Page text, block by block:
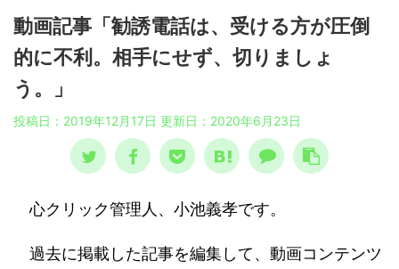
動画記事「勧誘電話は、受ける方が圧倒
的に不利。相手にせず、切りましょ
う。」
投稿日：2019年12月17日 更新日： 2020年6月23日
心クリック管理人、小池義孝です。
過去に掲載した記事を編集して、動画コンテンツ